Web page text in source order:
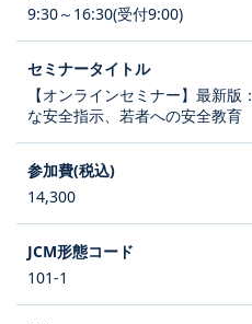
9:30～16:30(受付9:00)
【オンラインセミナー】最新
な安全指示、若者への安全教育
14,300
101-1